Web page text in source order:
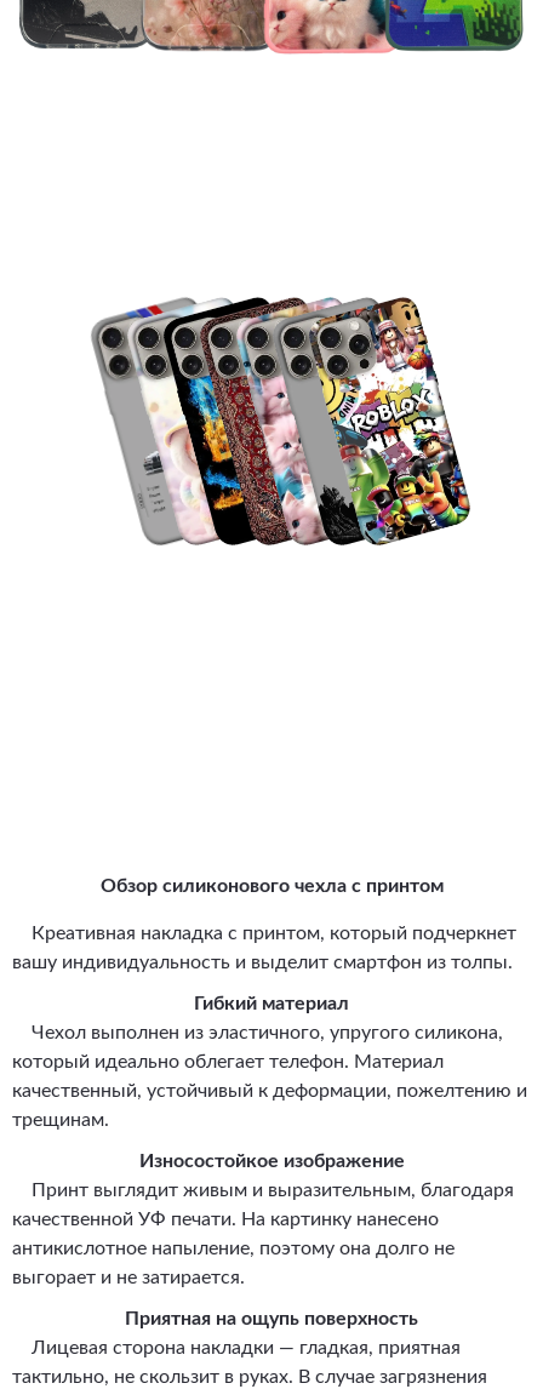
Обзор силиконового чехла с принтом
Креативная накладка с принтом, который подчеркнет
вашу индивидуальность и выделит смартфон из толпы.
Гибкий материал
Чехол выполнен из эластичного, упругого силикона,
который идеально облегает телефон. Материал
качественный, устойчивый к деформации, пожелтению и
трещинам.
Износостойкое изображение
Принт выглядит живым и выразительным, благодаря
качественной УФ печати. На картинку нанесено
антикислотное напыление, поэтому она долго не
выгорает и не затирается.
Приятная на ощупь поверхность
Лицевая сторона накладки — гладкая, приятная
тактильно, не скользит в руках. В случае загрязнения